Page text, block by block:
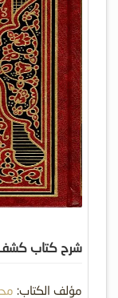
شرح كتاب كشف
مؤلف الكتاب: